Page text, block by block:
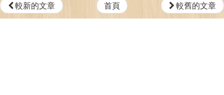
較新的文章 首頁 較舊的文章